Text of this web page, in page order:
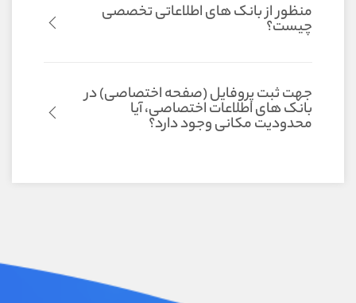
منظور از بانک های اطلاعاتی تخصصی
چیست؟
جهت ثبت پروفایل (صفحه اختصاصی) در
بانک های اطلاعات اختصاصی، آیا
محدودیت مکانی وجود دارد؟